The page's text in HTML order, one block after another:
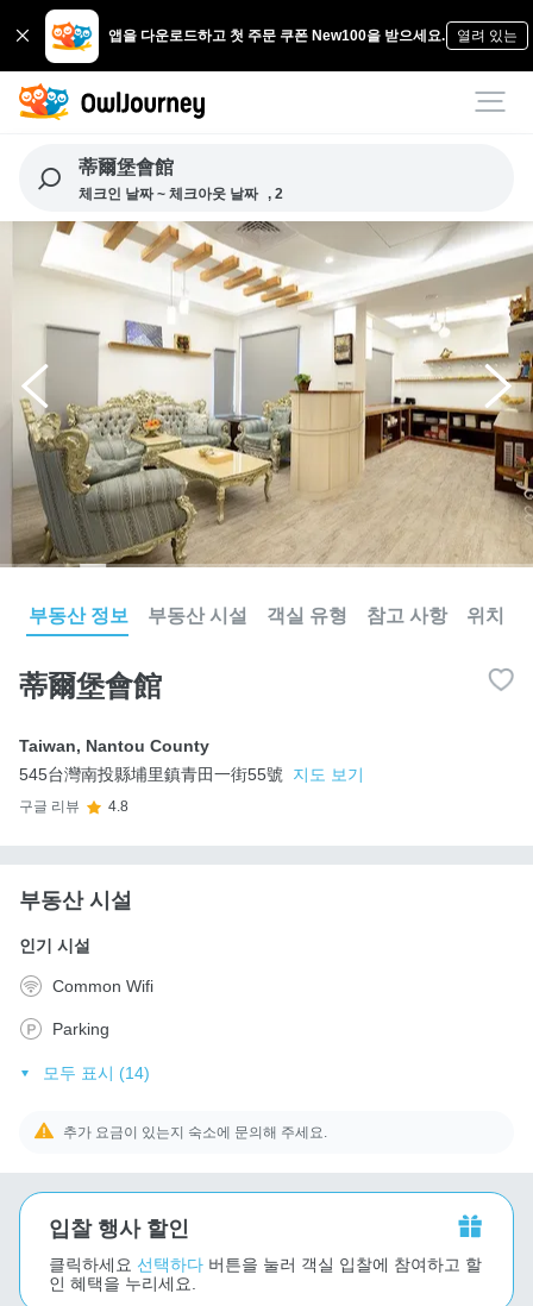
앱을 다운로드하고 첫 주문 쿠폰 New100을 받으세요. 열려 있는
蒂爾堡會館
체크인 날짜 ~ 체크아웃 날짜 , 2
부동산 정보 부동산 시설 객실 유형 참고 사항 위치
蒂爾堡會館
Taiwan, Nantou County
545台灣南投縣埔里鎮青田一街55號
지도 보기
구글 리뷰 4.8
부동산 시설
인기 시설
Common Wifi
Parking
모두 표시 (14)
추가 요금이 있는지 숙소에 문의해 주세요.
입찰 행사 할인
클릭하세요 선택하다 버튼을 눌러 객실 입찰에 참여하고 할
인 혜택을 누리세요.